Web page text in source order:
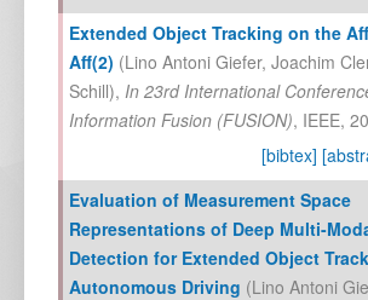
Extended Object Tracking on the
Aff(2) (Lino Antoni Giefer, Joachim
Schill), In 23rd International
Information Fusion (FUSION), IEEE,
[bibtex]
Evaluation of Measurement Space
Representations of Deep Multi-
Detection for Extended Object
Autonomous Driving (Lino Antoni